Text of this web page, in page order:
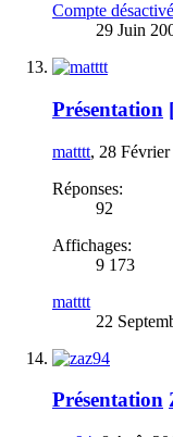
Compte désactivé
29 Juin
Présentation
matttt, 28
Réponses:
92
Affichages:
9 173
matttt
22
Présentation